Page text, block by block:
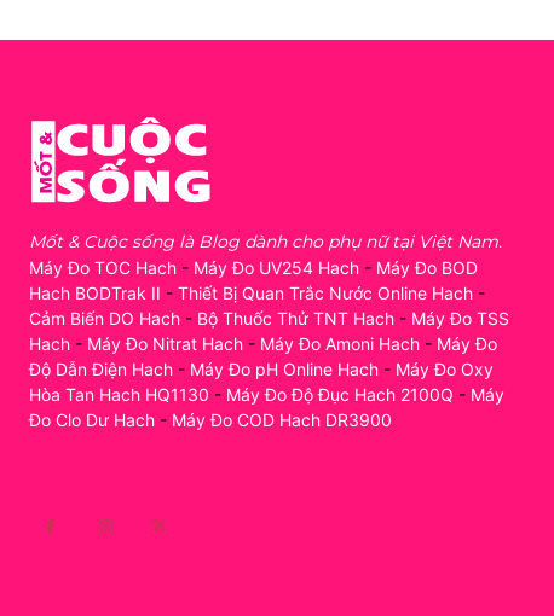
Mốt & Cuộc sống là Blog dành cho phụ nữ tại Việt Nam.
Máy Đo TOC Hach - Máy Đo UV254 Hach - Máy Đo BOD
Hach BODTrak II - Thiết Bị Quan Trắc Nước Online Hach -
Cảm Biến DO Hach - Bộ Thuốc Thử TNT Hach - Máy Đo TSS
Hach - Máy Đo Nitrat Hach - Máy Đo Amoni Hach - Máy Đo
Độ Dẫn Điện Hach - Máy Đo pH Online Hach - Máy Đo Oxy
Hòa Tan Hach HQ1130 - Máy Đo Độ Đục Hach 2100Q - Máy
Đo Clo Dư Hach - Máy Đo COD Hach DR3900